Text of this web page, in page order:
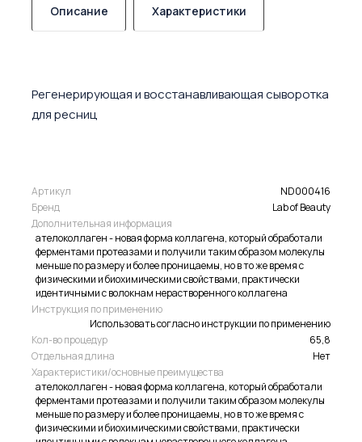
Описание Характеристики
Регенерирующая и восстанавливающая сыворотка
для ресниц
Артикул
ND000416
Бренд
Lab of Beauty
Дополнительная информация
ателоколлаген - новая форма коллагена, который обработали
ферментами протеазами и получили таким образом молекулы
меньше по размеру и более проницаемы, но в то же время с
физическими и биохимическими свойствами, практически
идентичными с волокнам нерастворенного коллагена
Инструкция по применению
Использовать согласно инструкции по применению
Кол-во процедур
65,8
Отдельная длина
Нет
Характеристики/основные преимущества
ателоколлаген - новая форма коллагена, который обработали
ферментами протеазами и получили таким образом молекулы
меньше по размеру и более проницаемы, но в то же время с
физическими и биохимическими свойствами, практически